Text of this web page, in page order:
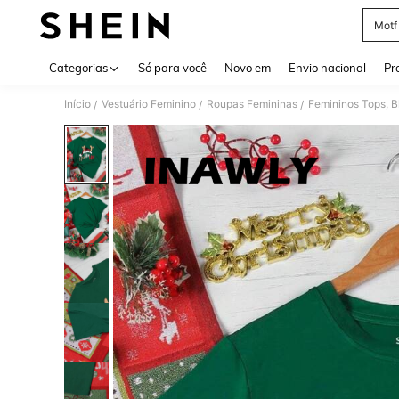
Motf
Categorias Só para você Novo em Envio nacional
Início / Vestuário Feminino / Roupas Femininas / Femininos Tops,